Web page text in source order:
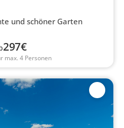
und schöner Garten
297€
max. 4 Personen